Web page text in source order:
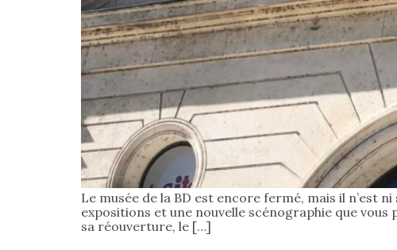
Le musée de la BD est encore fermé, mais il n’est
expositions et une nouvelle scénographie que
sa réouverture, le […]